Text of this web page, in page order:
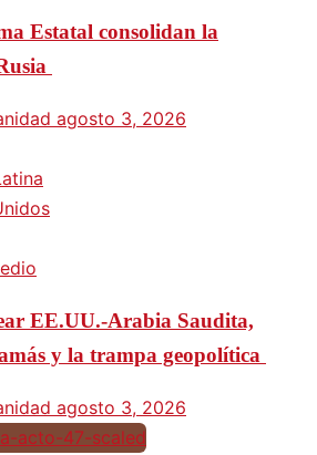
Estatal consolidan la
agosto 3, 2026
EE.UU.-Arabia Saudita,
y la trampa geopolítica
agosto 3, 2026